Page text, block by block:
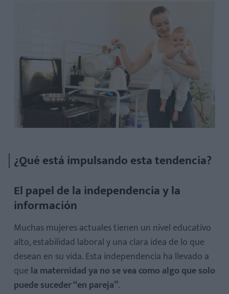
¿Qué está impulsando esta tendencia?
El papel de la independencia y la
información
Muchas mujeres actuales tienen un nivel educativo
alto, estabilidad laboral y una clara idea de lo que
desean en su vida. Esta independencia ha llevado a
que la maternidad ya no se vea como algo que solo
puede suceder “en pareja”.